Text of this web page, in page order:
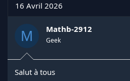
t
u
d
e
16 Avril 2026
M Mathb-2912
Geek
Salut à tous